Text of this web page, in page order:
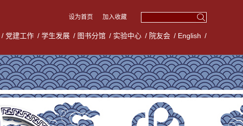
设为首页 加入收藏
/ 党建工作 / 学生发展 / 图书分馆 / 实验中心 / 院友会 / English /